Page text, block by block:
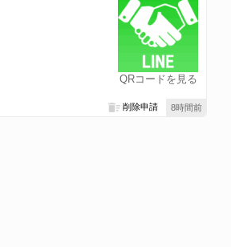
QRコードを見る
8時間前
削除申請